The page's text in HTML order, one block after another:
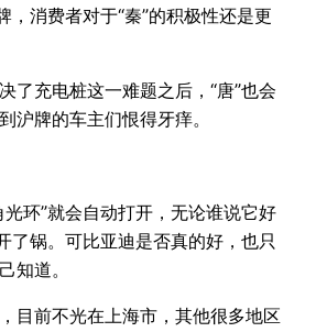
，消费者对于“秦”的积极性还是更
了充电桩这一难题之后，“唐”也会
沪牌的车主们恨得牙痒。
环”就会自动打开，无论谁说它好
了锅。可比亚迪是否真的好，也只
知道。
目前不光在上海市，其他很多地区